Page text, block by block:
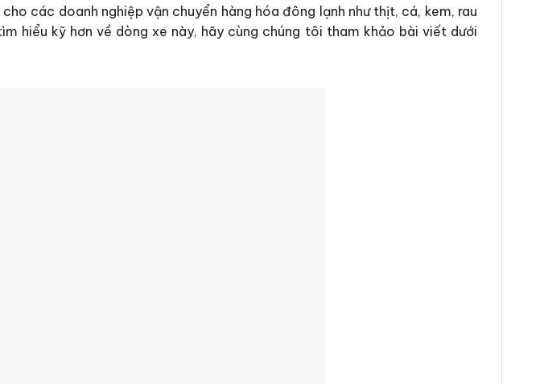
các doanh nghiệp vận chuyển hàng hóa đông lạnh như thịt, cá, kem, rau
hiểu kỹ hơn về dòng xe này, hãy cùng chúng tôi tham khảo bài viết dưới